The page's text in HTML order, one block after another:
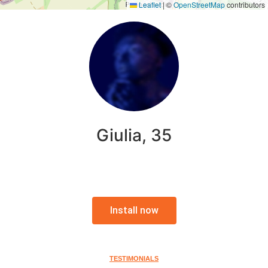
Leaflet|©OpenStreetMapcontributors
Giulia, 35
Install now
TESTIMONIALS